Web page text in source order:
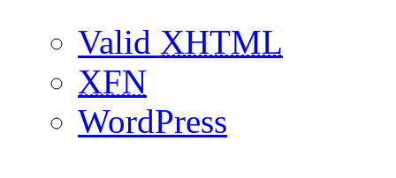
Valid XHTML
XFN
WordPress